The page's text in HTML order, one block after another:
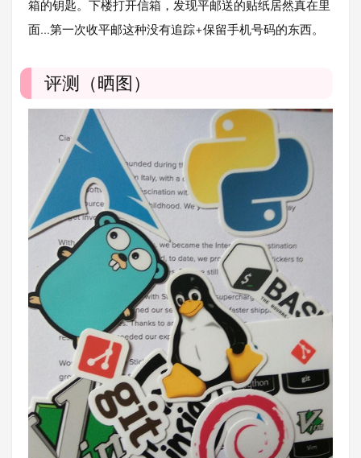
箱的钥匙。下楼打开信箱，发现平邮送的贴纸居然真在里
面...第一次收平邮这种没有追踪+保留手机号码的东西。
评测（晒图）